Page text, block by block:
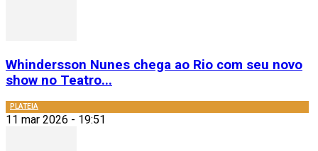
Whindersson Nunes chega ao Rio com seu novo
show no Teatro...
PLATEIA
11 mar 2026 - 19:51